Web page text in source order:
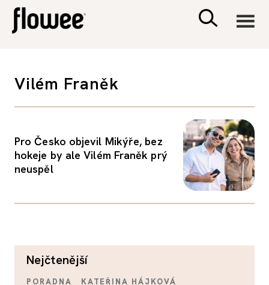
PSYCHOLOGIE
PORADNA
Vilém Franěk
Pro Česko objevil Mikýře, bez
hokeje by ale Vilém Franěk prý
neuspěl
nejčtenější
PORADNA KATEŘINA HÁJKOVÁ